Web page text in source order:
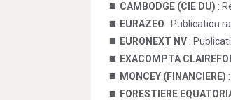
CAMBODGE (CIE DU) :
EURAZEO : Publication
EURONEXT NV :
EXACOMPTA
MONCEY (FINANCIERE)
FORESTIERE